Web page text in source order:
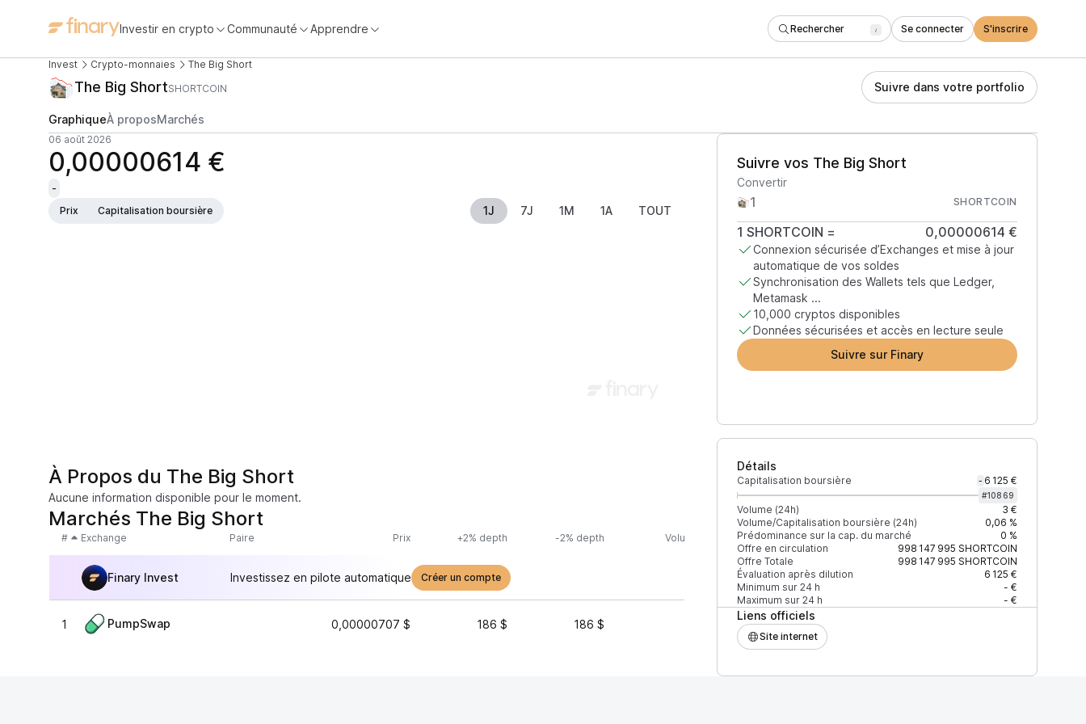
Investir en crypto Communauté Apprendre Rechercher / Se connecter S'inscrire
Invest Crypto-monnaies The Big Short
The Big ShortSHORTCOIN Suivre dans votre portfolio
GraphiqueÀ proposMarchés
06 août 2026
0,00000614 €
-
Prix
Capitalisation boursière 1J 7J 1M 1A TOUT
Suivre vos The Big Short
Convertir
SHORTCOIN
1 SHORTCOIN = 0,00000614 €
Connexion sécurisée d’Exchanges et mise à jour
automatique de vos soldes
Synchronisation des Wallets tels que Ledger,
Metamask ...
10,000 cryptos disponibles
Données sécurisées et accès en lecture seule
Suivre sur Finary
Détails
Capitalisation boursière - 6 125 €
#10869
Volume (24h)
3 €
Volume/Capitalisation boursière (24h)
0,06 %
Prédominance sur la cap. du marché
0 %
Offre en circulation
998 147 995 SHORTCOIN
Offre Totale
998 147 995 SHORTCOIN
Évaluation après dilution
6 125 €
Minimum sur 24 h
- €
Maximum sur 24 h
- €
Liens officiels
Site internet
À Propos du The Big Short
Aucune information disponible pour le moment.
Marchés The Big Short
# Exchange Paire Prix +2% depth -2% depth Volume (24h) % du volume Confiance Mis à jour
Finary Invest Investissez en pilote automatique Créer un compte
1 PumpSwap 0,00000707 $ 186 $ 186 $ 100 %